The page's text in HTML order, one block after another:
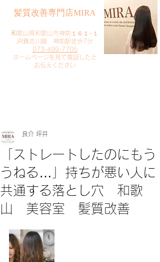
​髪質改善専門店MIRA
​和歌山県和歌山市神前１６１−１
JR貴志川線 神前駅徒歩7分
073-499-7705
​ホームページを見て電話したと
お伝えください
「ストレートしたのにもう
うねる…」持ちが悪い人に
共通する落とし穴 和歌
山 美容室 髪質改善
良介 坪井